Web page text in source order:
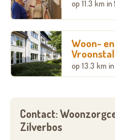
in de ouderenzorg.
WZC Zilverbos vzw
een rust-en
woongelegenheden,
4 kamers voor kortverblijf
Vanaf september 2016:
op 11.3 km in
Woon-
op 13.3 km
Contact:
Zilverbos